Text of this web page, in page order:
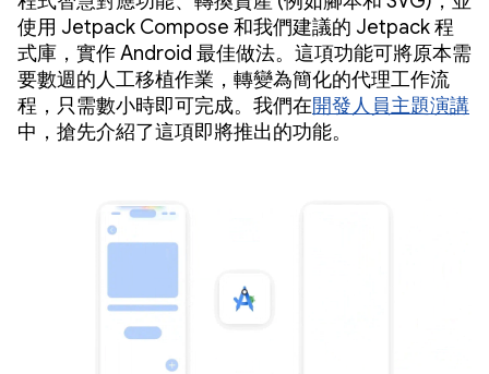
使用 Jetpack Compose 和我們建議的 Jetpack 程
式庫，實作 Android 最佳做法。這項功能可將原本需
要數週的人工移植作業，轉變為簡化的代理工作流
程，只需數小時即可完成。我們在開發人員主題演講
中，搶先介紹了這項即將推出的功能。